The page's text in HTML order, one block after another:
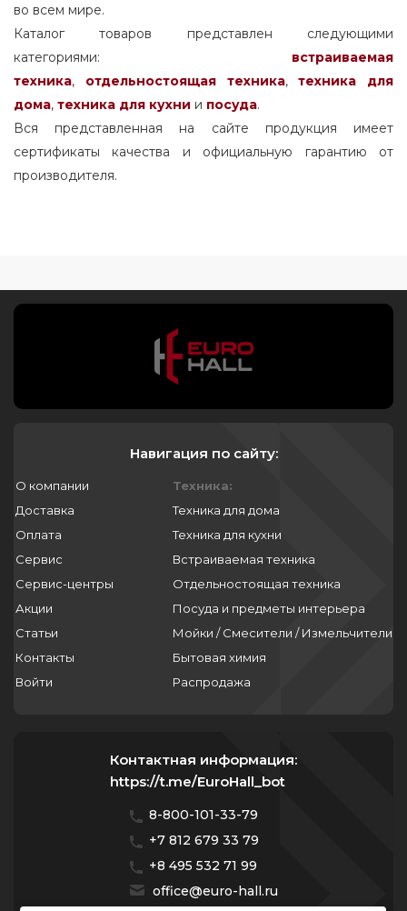
во всем мире.
Каталог товаров представлен следующими
категориями: встраиваемая
техника, отдельностоящаятехника,
техника для
дома, техника для кухни и посуда.
Вся представленная на сайте продукция имеет
сертификаты качества и официальную гарантию от
производителя.
Навигация по сайту:
О компании
Доставка
Оплата
Сервис
Сервис-центры
Акции
Статьи
Контакты
Войти
Техника:
Техника для дома
Техника для кухни
Встраиваемая техника
Отдельностоящая техника
Посуда и предметы интерьера
Мойки / Смесители / Измельчители
Бытовая химия
Распродажа
Контактная информация:
https://t.me/EuroHall_bot
8-800-101-33-79
+7 812 679 33 79
+8 495 532 71 99
office@euro-hall.ru